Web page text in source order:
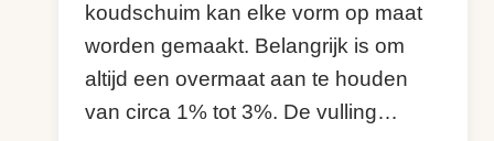
koudschuim kan elke vorm op maat
worden gemaakt. Belangrijk is om
altijd een overmaat aan te houden
van circa 1% tot 3%. De vulling…